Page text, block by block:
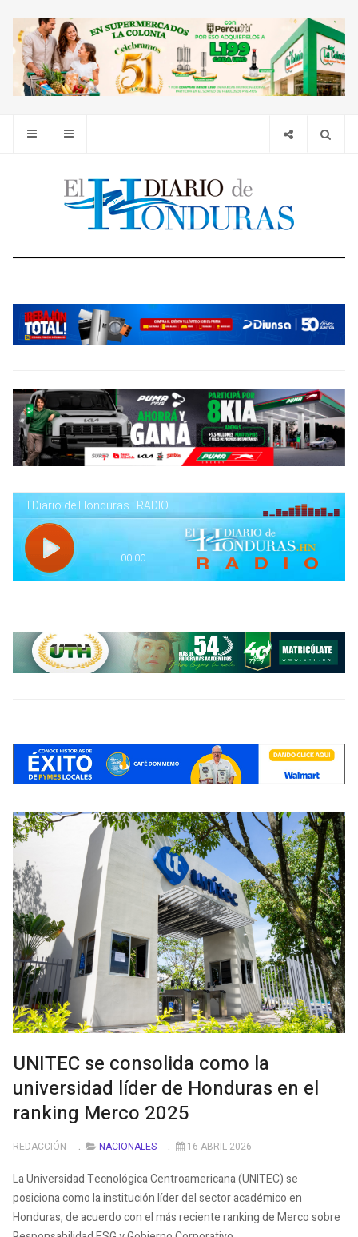
UNITEC se consolida como la
universidad líder de Honduras en el
ranking Merco 2025
REDACCIÓN NACIONALES 16 ABRIL 2026
La Universidad Tecnológica Centroamericana (UNITEC) se
posiciona como la institución líder del sector académico en
Honduras, de acuerdo con el más reciente ranking de Merco sobre